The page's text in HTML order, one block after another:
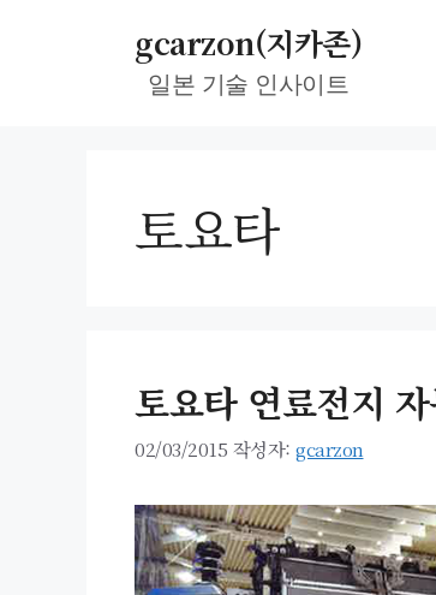
gcarzon(지카존)
일본 기술 인사이트
토요타
토요타 연료전지
02/03/2015 작성자: gcarzon